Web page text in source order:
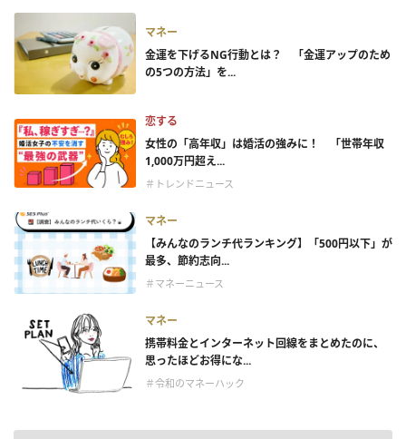
マネー
金運を下げるNG行動とは？ 「金運アップのため
の5つの方法」を...
恋する
女性の「高年収」は婚活の強みに！ 「世帯年収
1,000万円超え...
＃トレンドニュース
マネー
【みんなのランチ代ランキング】「500円以下」が
最多、節約志向...
＃マネーニュース
マネー
携帯料金とインターネット回線をまとめたのに、
思ったほどお得にな...
＃令和のマネーハック